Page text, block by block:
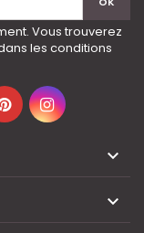
Vous trouverez
les conditions

